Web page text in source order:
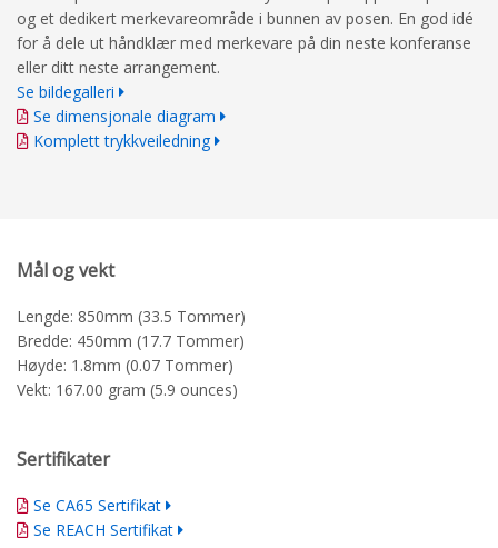
og et dedikert merkevareområde i bunnen av posen. En god idé
for å dele ut håndklær med merkevare på din neste konferanse
eller ditt neste arrangement.
Se bildegalleri
Se dimensjonale diagram
Komplett trykkveiledning
Mål og vekt
Lengde: 850mm (33.5 Tommer)
Bredde: 450mm (17.7 Tommer)
Høyde: 1.8mm (0.07 Tommer)
Vekt: 167.00 gram (5.9 ounces)
Sertifikater
Se CA65 Sertifikat
Se REACH Sertifikat